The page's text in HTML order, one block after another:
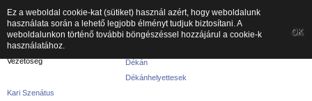
A kar
A karról
Vezetőség
Dékán
Dékánhelyettesek
Kari Szenátus
Ez a weboldal cookie-kat (sütiket) használ azért, hogy weboldalunk
használata során a lehető legjobb élményt tudjuk biztosítani. A
weboldalunkon történő további böngészéssel hozzájárul a cookie-k
használatához.
OK